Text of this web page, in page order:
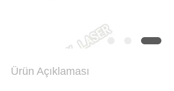
Ürün Açıklaması